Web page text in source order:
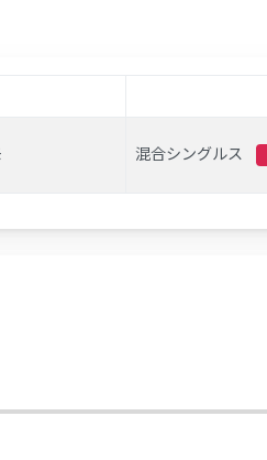
混合シングルス